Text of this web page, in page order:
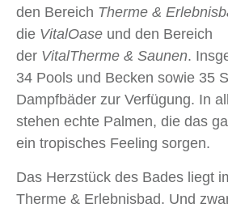
den Bereich Therme &
die VitalOase und den Bereich
der VitalTherme & Saunen.
34 Pools und Becken sowie 35
Dampfbäder zur Verfügung. In
stehen echte Palmen, die das
ein tropisches Feeling sorgen.
Das Herzstück des Bades liegt
Therme & Erlebnisbad. Und